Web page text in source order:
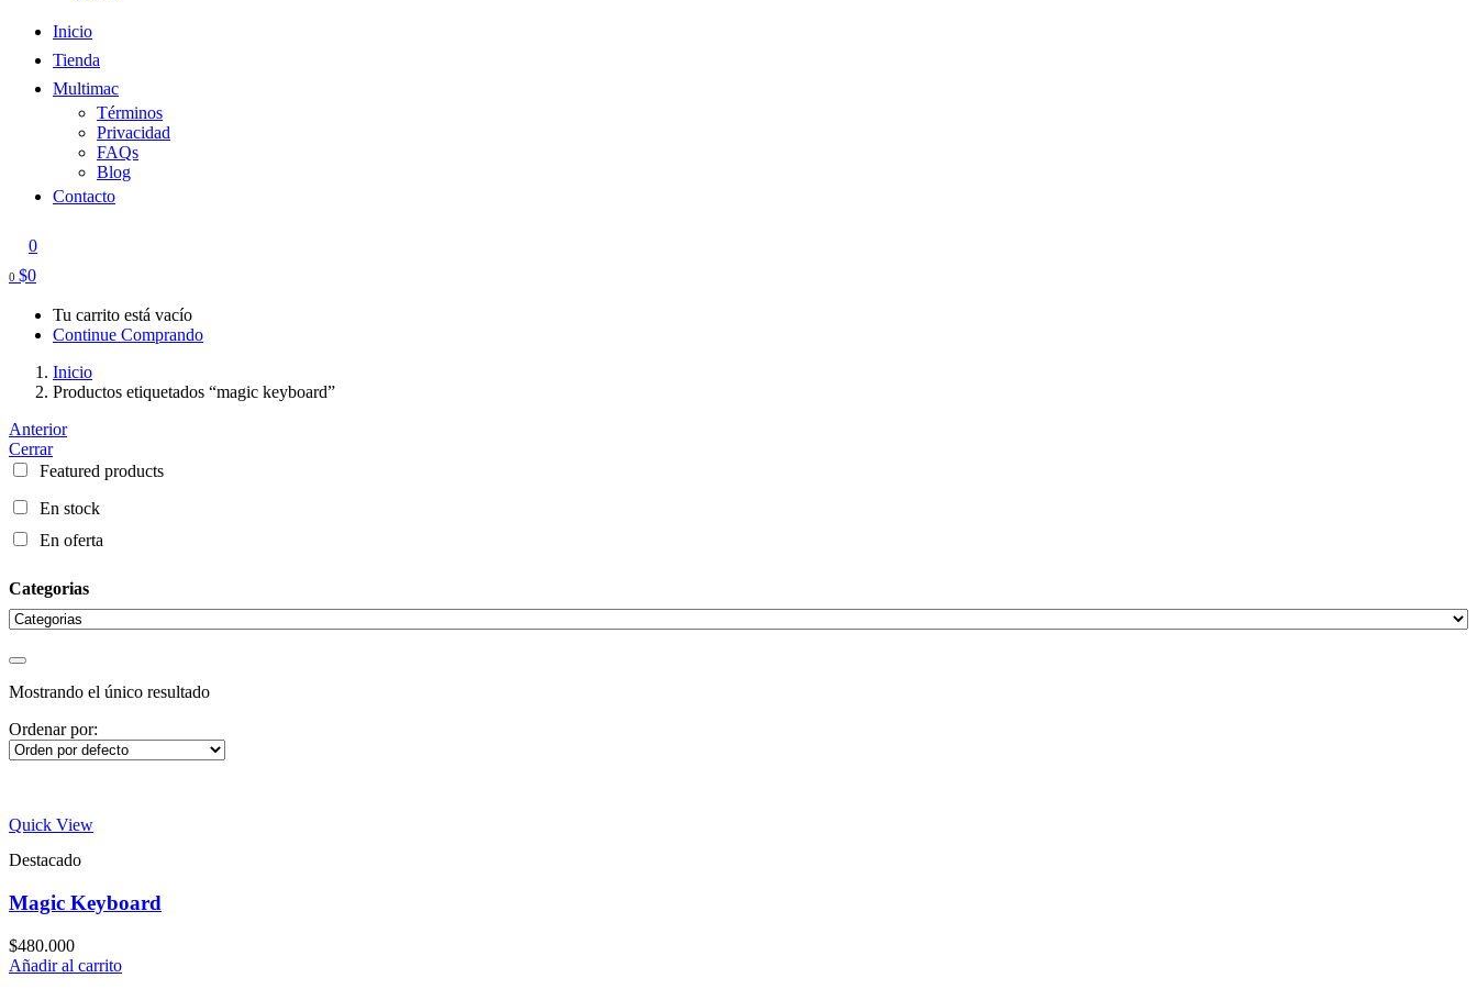
Inicio
Tienda
Multimac
Términos
Privacidad
FAQs
Blog
Contacto
0
0 $0
Tu carrito está vacío
Continue Comprando
Inicio
Productos etiquetados “magic keyboard”
Anterior
Cerrar
Featured products
En stock
En oferta
Categorias
Mostrando el único resultado
Ordenar por:
Quick View
Destacado
Magic Keyboard
$480.000
Añadir al carrito